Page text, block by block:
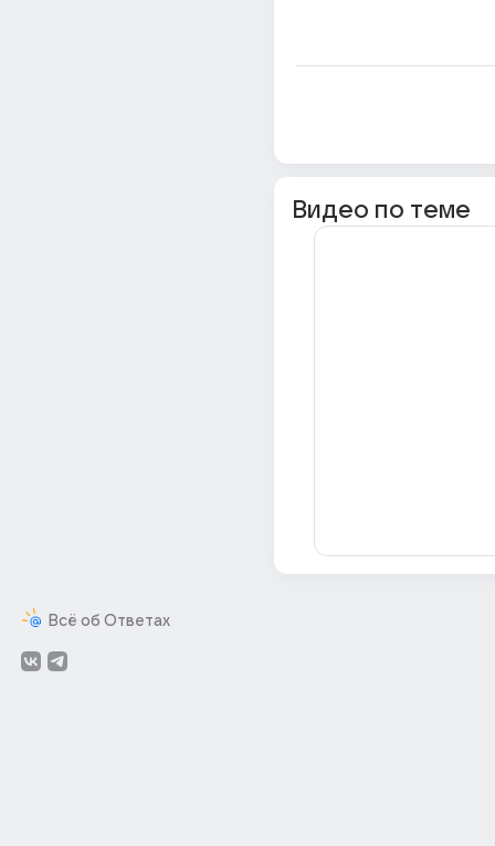
Всё об Ответах
Видео по теме